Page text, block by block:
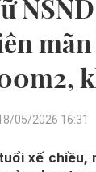
05/2026 16:31
xế chiều,